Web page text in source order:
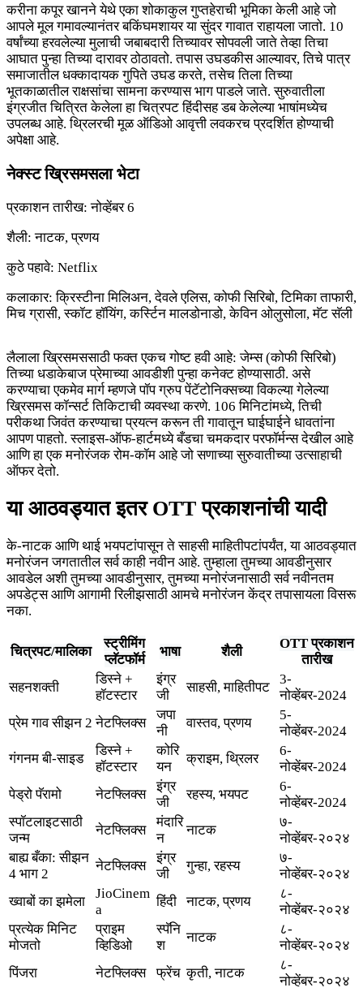
करीना कपूर खानने येथे एका शोकाकुल गुप्तहेराची भूमिका केली आहे जो
आपले मूल गमावल्यानंतर बकिंघमशायर या सुंदर गावात राहायला जातो. 10
वर्षांच्या हरवलेल्या मुलाची जबाबदारी तिच्यावर सोपवली जाते तेव्हा तिचा
आघात पुन्हा तिच्या दारावर ठोठावतो. तपास उघडकीस आल्यावर, तिचे पात्र
समाजातील धक्कादायक गुपिते उघड करते, तसेच तिला तिच्या
भूतकाळातील राक्षसांचा सामना करण्यास भाग पाडले जाते. सुरुवातीला
इंग्रजीत चित्रित केलेला हा चित्रपट हिंदीसह डब केलेल्या भाषांमध्येच
उपलब्ध आहे. थ्रिलरची मूळ ऑडिओ आवृत्ती लवकरच प्रदर्शित होण्याची
अपेक्षा आहे.
नेक्स्ट ख्रिसमसला भेटा
प्रकाशन तारीख: नोव्हेंबर 6
शैली: नाटक, प्रणय
कुठे पहावे: Netflix
कलाकार: क्रिस्टीना मिलिअन, देवले एलिस, कोफी सिरिबो, टिमिका ताफारी,
मिच ग्रासी, स्कॉट हॉयिंग, कर्स्टिन मालडोनाडो, केविन ओलुसोला, मॅट सॅली
लैलाला ख्रिसमससाठी फक्त एकच गोष्ट हवी आहे: जेम्स (कोफी सिरिबो)
तिच्या धडाकेबाज प्रेमाच्या आवडीशी पुन्हा कनेक्ट होण्यासाठी. असे
करण्याचा एकमेव मार्ग म्हणजे पॉप ग्रुप पेंटॅटोनिक्सच्या विकल्या गेलेल्या
ख्रिसमस कॉन्सर्ट तिकिटाची व्यवस्था करणे. 106 मिनिटांमध्ये, तिची
परीकथा जिवंत करण्याचा प्रयत्न करून ती गावातून घाईघाईने धावतांना
आपण पाहतो. स्लाइस-ऑफ-हार्टमध्ये बँडचा चमकदार परफॉर्मन्स देखील आहे
आणि हा एक मनोरंजक रोम-कॉम आहे जो सणाच्या सुरुवातीच्या उत्साहाची
ऑफर देतो.
या आठवड्यात इतर OTT प्रकाशनांची यादी
के-नाटक आणि थाई भयपटांपासून ते साहसी माहितीपटांपर्यंत, या आठवड्यात
मनोरंजन जगतातील सर्व काही नवीन आहे. तुम्हाला तुमच्या आवडीनुसार
आवडेल अशी तुमच्या आवडीनुसार, तुमच्या मनोरंजनासाठी सर्व नवीनतम
अपडेट्स आणि आगामी रिलीझसाठी आमचे मनोरंजन केंद्र तपासायला विसरू
नका.
चित्रपट/मालिका
स्ट्रीमिंग
प्लॅटफॉर्म
भाषा शैली
OTT प्रकाशन
तारीख
सहनशक्ती
डिस्ने +
हॉटस्टार
इंग्र
जी
साहसी, माहितीपट
3-
नोव्हेंबर-2024
प्रेम गाव सीझन 2 नेटफ्लिक्स
जपा
नी
वास्तव, प्रणय
5-
नोव्हेंबर-2024
गंगनम बी-साइड
डिस्ने +
हॉटस्टार
कोरि
यन
क्राइम, थ्रिलर
6-
नोव्हेंबर-2024
पेड्रो पॅरामो
नेटफ्लिक्स
इंग्र
जी
रहस्य, भयपट
6-
नोव्हेंबर-2024
स्पॉटलाइटसाठी
जन्म
नेटफ्लिक्स
मंदारि
न
नाटक
७-
नोव्हेंबर-२०२४
बाह्य बँका: सीझन
4 भाग 2
नेटफ्लिक्स
इंग्र
जी
गुन्हा, रहस्य
७-
नोव्हेंबर-२०२४
ख्वाबों का झमेला
JioCinem
a
हिंदी नाटक, प्रणय
८-
नोव्हेंबर-२०२४
प्रत्येक मिनिट
मोजतो
प्राइम
व्हिडिओ
स्पॅनि
श
नाटक
८-
नोव्हेंबर-२०२४
पिंजरा
नेटफ्लिक्स फ्रेंच कृती, नाटक
८-
नोव्हेंबर-२०२४